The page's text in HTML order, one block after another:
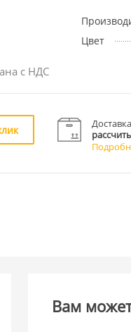
с НДС
Цвет
Вам